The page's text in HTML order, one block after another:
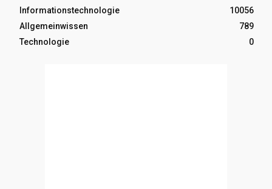
Informationstechnologie
10056
Allgemeinwissen
789
Technologie
0